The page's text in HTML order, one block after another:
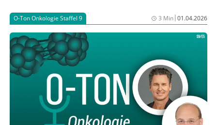
dieser Folge von O-Ton Onkologie spricht Dr. med vet.
Astrid Heinl mit Prof. Dr. med. Michael Schündeln,
stellvertretender Klinikdirektor und Facharzt für
pädiatrische Hämatologie und Onkologie, Essen. Prof.
Schündeln schildert im Podcast unter anderem, wie
eine Schlittenhundefreizeit mit Langzeitüberlebenden
in Schweden ihn vor rund zwölf Jahren zur Idee
bewog, Therapiehunde bereits in der Akutbehandlung
einzusetzen.
O-Ton Onkologie Staffel 9 3 Min|01.04.2026